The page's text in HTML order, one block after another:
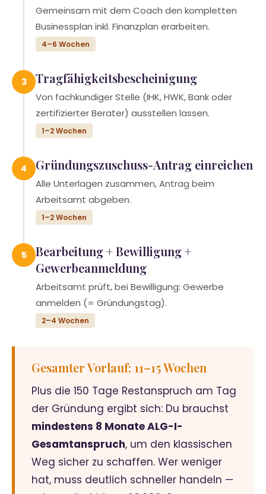
Gemeinsam mit dem Coach den kompletten
Businessplan inkl. Finanzplan erarbeiten.
4–6 Wochen
3 Tragfähigkeitsbescheinigung
Von fachkundiger Stelle (IHK, HWK, Bank oder
zertifizierter Berater) ausstellen lassen.
1–2 Wochen
4 Gründungszuschuss-Antrag einreichen
Alle Unterlagen zusammen, Antrag beim
Arbeitsamt abgeben.
1–2 Wochen
5
Bearbeitung + Bewilligung +
Gewerbeanmeldung
Arbeitsamt prüft, bei Bewilligung: Gewerbe
anmelden (= Gründungstag).
2–4 Wochen
Gesamter Vorlauf: 11–15 Wochen
Plus die 150 Tage Restanspruch am Tag
der Gründung ergibt sich: Du brauchst
mindestens 8 Monate ALG-I-
Gesamtanspruch, um den klassischen
Weg sicher zu schaffen. Wer weniger
hat, muss deutlich schneller handeln —